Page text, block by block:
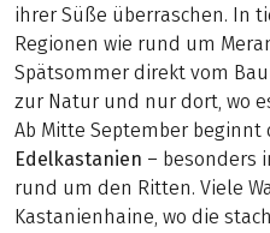
ihrer Süße überraschen. In
Regionen wie rund um
Spätsommer direkt vom
zur Natur und nur dort, wo
Ab Mitte September beginnt
Edelkastanien – besonders
rund um den Ritten. Viele
Kastanienhaine, wo die